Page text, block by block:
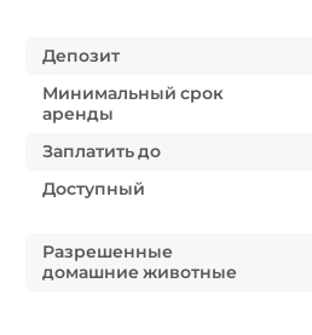
Депозит
Минимальный срок
аренды
Заплатить до
Доступный
Разрешенные
домашние животные